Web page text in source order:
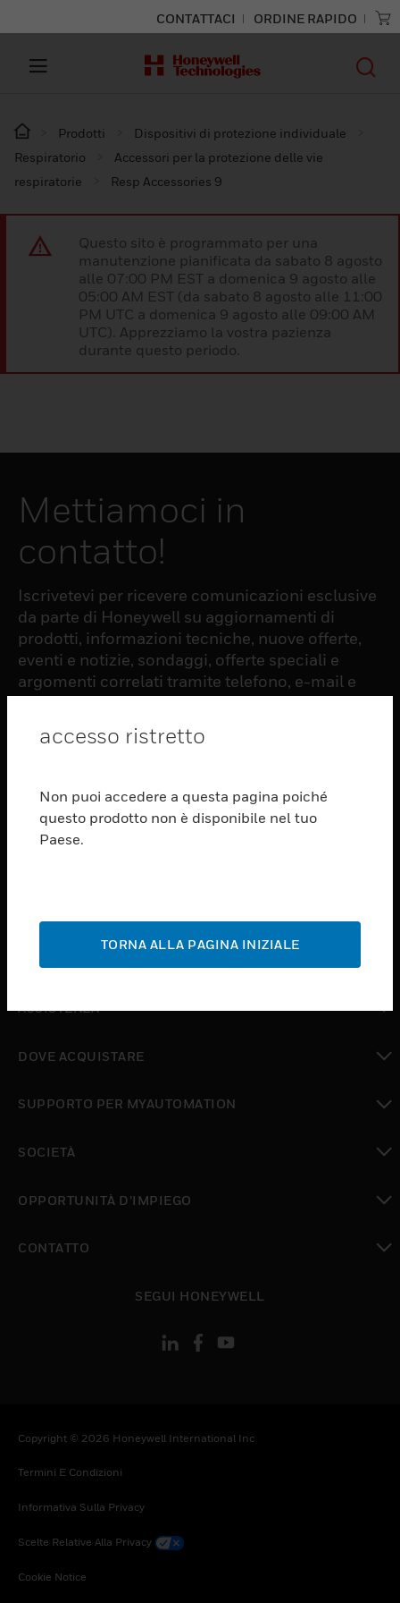
CONTATTACI ORDINE RAPIDO
Prodotti
Dispositivi di protezione individuale
Respiratorio
Accessori per la protezione delle vie
respiratorie
Resp Accessories 9
Questo sito è programmato per una
manutenzione pianificata da sabato 8 agosto
alle 07:00 PM EST a domenica 9 agosto alle
05:00 AM EST (da sabato 8 agosto alle 11:00
PM UTC a domenica 9 agosto alle 09:00 AM
UTC). Apprezziamo la vostra pazienza
durante questo periodo.
Mettiamoci in
contatto!
Iscrivetevi per ricevere comunicazioni esclusive
da parte di Honeywell su aggiornamenti di
prodotti, informazioni tecniche, nuove offerte,
eventi e notizie, sondaggi, offerte speciali e
argomenti correlati tramite telefono, e-mail e
PRODUCTS
toggle view
ASSISTENZA
DOVE ACQUISTARE
SUPPORTO PER MYAUTOMATION
SOCIETÀ
OPPORTUNITÀ D’IMPIEGO
CONTATTO
SEGUI HONEYWELL
Copyright © 2026 Honeywell International Inc
Termini E Condizioni
Informativa Sulla Privacy
Scelte Relative Alla Privacy
Cookie Notice
accesso ristretto
Non puoi accedere a questa pagina poiché
questo prodotto non è disponibile nel tuo
Paese.
TORNA ALLA PAGINA INIZIALE